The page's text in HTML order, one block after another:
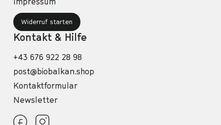
Widerruf starten
Kontakt & Hilfe
+43 676 922 28 98
post@biobalkan.shop
Kontaktformular
Newsletter